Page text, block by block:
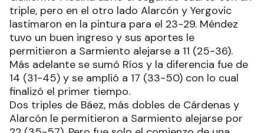
triple, pero en el otro lado Alarcón y Yergovic
lastimaron en la pintura para el 23-29. Méndez
tuvo un buen ingreso y sus aportes le
permitieron a Sarmiento alejarse a 11 (25-36).
Más adelante se sumó Ríos y la diferencia fue de
14 (31-45) y se amplió a 17 (33-50) con lo cual
finalizó el primer tiempo.
Dos triples de Báez, más dobles de Cárdenas y
Alarcón le permitieron a Sarmiento alejarse por